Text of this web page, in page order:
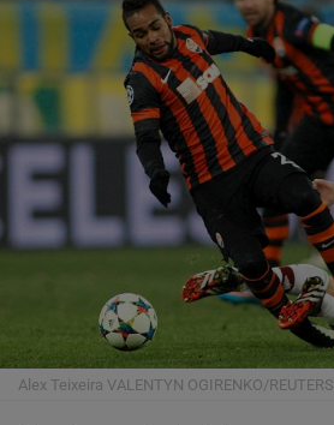
Alex Teixeira VALENTYN OGIRENKO/REUTERS